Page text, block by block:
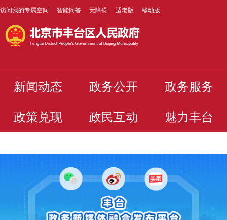
访问我的专属空间 智能问答 无障碍 适老版 移动版
新闻动态 政务公开 政务服务
政策兑现 政民互动 魅力丰台